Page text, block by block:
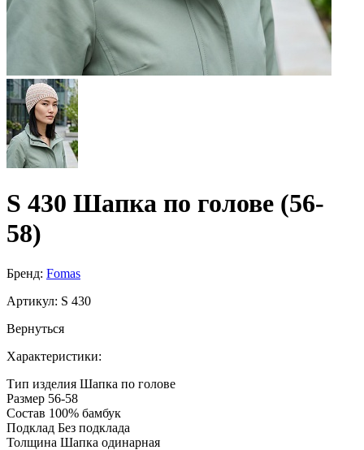
S 430 Шапка по голове (56-
58)
Бренд: Fomas
Артикул: S 430
Вернуться
Характеристики:
Тип изделия Шапка по голове
Размер 56-58
Состав 100% бамбук
Подклад Без подклада
Толщина Шапка одинарная